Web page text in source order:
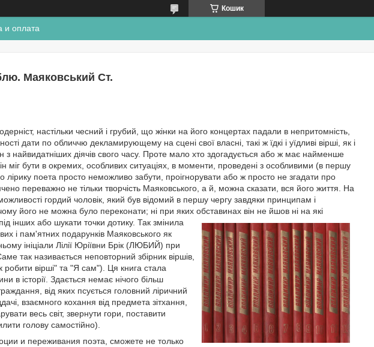
Кошик
и оплата
Маяковський Ст.
настільки чесний і грубий, що жінки на його концертах падали в непритомність,
дати по обличчю декламирующему на сцені свої власні, такі ж їдкі і уїдливі вірші, як і
з найвидатніших діячів свого часу. Проте мало хто здогадується або ж має найменше
міг бути в окремих, особливих ситуаціях, в моменти, проведені з особливими (в першу
поета просто неможливо забути, проігнорувати або ж просто не згадати про
переважно не тільки творчість Маяковського, а й, можна сказати, вся його життя. На
гордий чоловік, який був відомий в першу чергу завдяки принципам і
його не можна було переконати; ні при яких обставинах він не йшов ні на які
інших або шукати точки дотику. Так змінила
і пам'ятних подарунків Маяковського як
ініціали Лілії Юріївни Брік (ЛЮБИЙ) при
так називається неповторний збірник віршів,
вірші" та "Я сам"). Ця книга стала
в історії. Здається немає нічого більш
від яких псується головний ліричний
взаємного кохання від предмета зітхання,
весь світ, звернути гори, поставити
голову самостійно).
и переживания поэта, сможете не только